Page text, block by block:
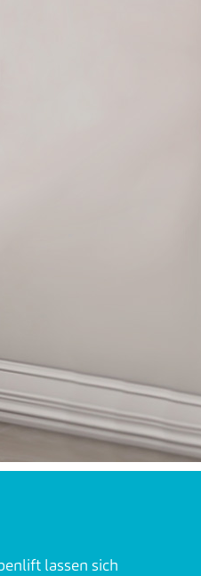
lassen sich